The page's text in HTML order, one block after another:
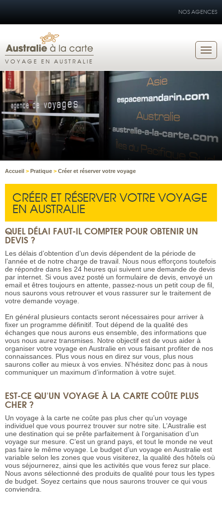
NOS AGENCES
VOYAGE EN AUSTRALIE
Accueil > Pratique > Créer et réserver votre voyage
CRÉER ET RÉSERVER VOTRE VOYAGE
EN AUSTRALIE
QUEL DÉLAI FAUT-IL COMPTER POUR OBTENIR UN
DEVIS ?
Les délais d’obtention d’un devis dépendent de la période de
l’année et de notre charge de travail. Nous nous efforçons toutefois
de répondre dans les 24 heures qui suivent une demande de devis
par internet. Si vous avez posté un formulaire de devis, envoyé un
email et êtres toujours en attente, passez-nous un petit coup de fil,
nous saurons vous retrouver et vous rassurer sur le traitement de
votre demande voyage.
En général plusieurs contacts seront nécessaires pour arriver à
fixer un programme définitif. Tout dépend de la qualité des
échanges que nous aurons eus ensemble, des informations que
vous nous aurez transmises. Notre objectif est de vous aider à
organiser votre voyage en Australie en vous faisant profiter de nos
connaissances. Plus vous nous en direz sur vous, plus nous
saurons coller au mieux à vos envies. N’hésitez donc pas à nous
communiquer un maximum d’information à votre sujet.
EST-CE QU'UN VOYAGE À LA CARTE COÛTE PLUS
CHER ?
Un voyage à la carte ne coûte pas plus cher qu’un voyage
individuel que vous pourrez trouver sur notre site. L’Australie est
une destination qui se prête parfaitement à l’organisation d’un
voyage sur mesure. C’est un grand pays, et tout le monde ne veut
pas faire le même voyage. Le budget d’un voyage en Australie est
variable selon les zones que vous visiterez, la qualité des hôtels où
vous séjournerez, ainsi que les activités que vous ferez sur place.
Nous avons sélectionné des produits de qualité pour tous les types
de budget. Soyez certains que nous saurons trouver ce qui vous
conviendra.